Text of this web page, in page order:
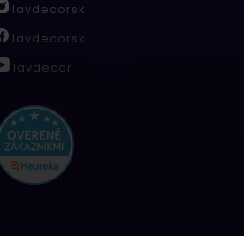
lavdecorsk
lavdecorsk
lavdecor